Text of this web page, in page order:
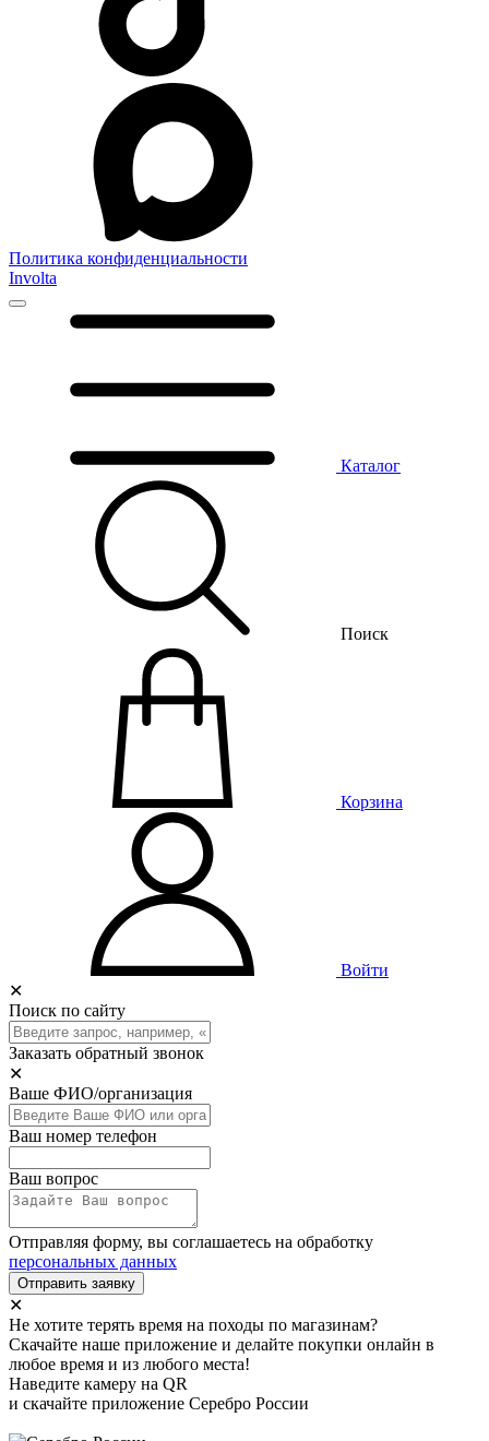
Политика конфиденциальности
Involta
Каталог
Поиск
Корзина
Войти
✕
Поиск по сайту
Заказать обратный звонок
✕
Ваше ФИО/организация
Ваш номер телефон
Ваш вопрос
Отправляя форму, вы соглашаетесь на обработку
персональных данных
Отправить заявку
✕
Не хотите терять время на походы по магазинам?
Скачайте наше приложение и делайте покупки онлайн в
любое время и из любого места!
Наведите камеру на QR
и скачайте приложение Серебро России